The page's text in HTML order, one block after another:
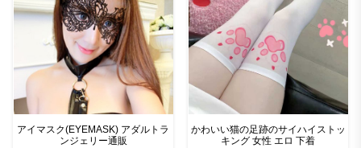
アイマスク(EYEMASK) アダルトラ
ンジェリー通販
かわいい猫の足跡のサイハイストッ
キング 女性 エロ 下着